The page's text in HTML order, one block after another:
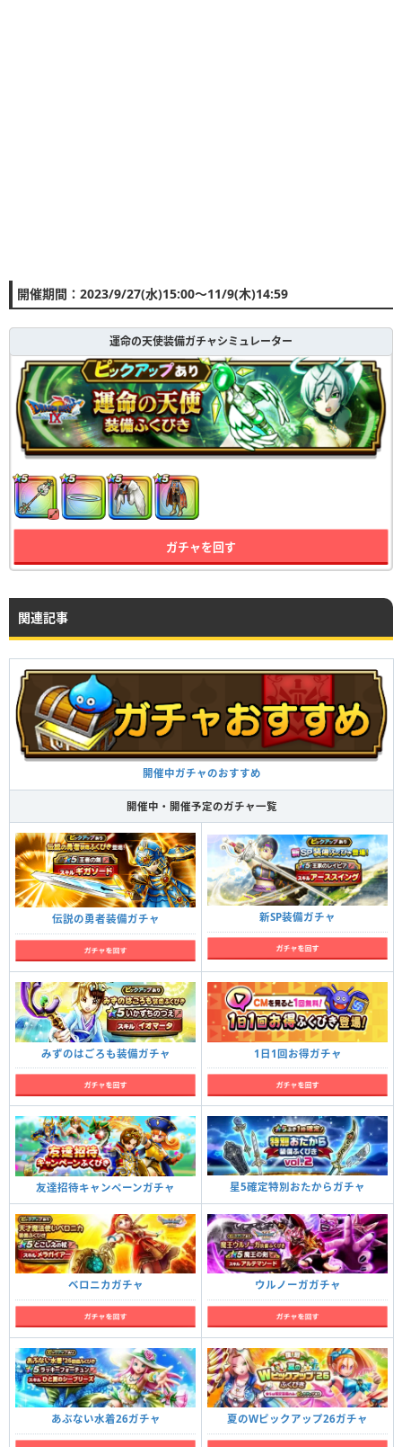
開催期間：2023/9/27(水)15:00〜11/9(木)14:59
運命の天使装備ガチャシミュレーター
ガチャを回す
関連記事
開催中ガチャのおすすめ
開催中・開催予定のガチャ一覧
伝説の勇者装備ガチャ 新SP装備ガチャ
みずのはごろも装備ガチャ 1日1回お得ガチャ
友達招待キャンペーンガチャ 星5確定特別おたからガチャ
ベロニカガチャ ウルノーガガチャ
あぶない水着26ガチャ 夏のWピックアップ26ガチャ